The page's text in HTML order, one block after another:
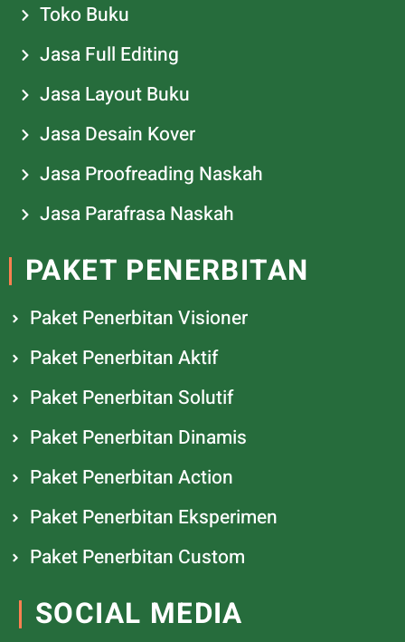
Toko Buku
Jasa Full Editing
Jasa Layout Buku
Jasa Desain Kover
Jasa Proofreading Naskah
Jasa Parafrasa Naskah
PAKET PENERBITAN
Paket Penerbitan Visioner
Paket Penerbitan Aktif
Paket Penerbitan Solutif
Paket Penerbitan Dinamis
Paket Penerbitan Action
Paket Penerbitan Eksperimen
Paket Penerbitan Custom
SOCIAL MEDIA